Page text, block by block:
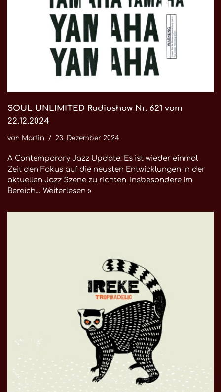
SOUL UNLIMITED Radioshow Nr. 621 vom
22.12.2024
von Martin 23. Dezember 2024
A Contemporary Jazz Update: Es ist wieder einmal
Zeit den Fokus auf die neusten Entwicklungen in der
aktuellen Jazz Szene zu richten. Insbesondere im
Bereich… Weiterlesen »